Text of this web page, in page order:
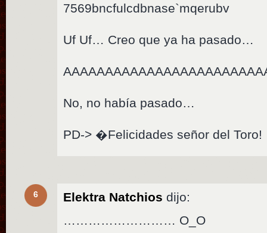
7569bncfulcdbnase`mqerubv
Uf Uf… Creo que ya ha pasado…
No, no había pasado…
PD-> �Felicidades señor del Toro!
6 Elektra Natchios dijo:
……………………… O_O